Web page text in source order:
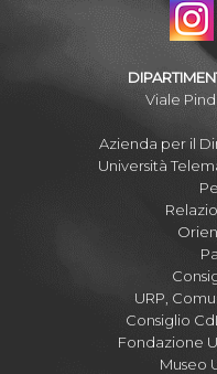
Viale
Azienda per il
Università
URP,
Consiglio
Fondazione
Museo